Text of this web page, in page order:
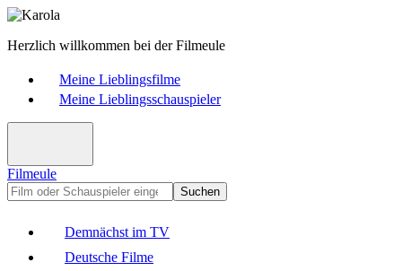
Herzlich willkommen bei der Filmeule
Meine Lieblingsfilme
Meine Lieblingsschauspieler
Filmeule
Suchen
Demnächst im TV
Deutsche Filme